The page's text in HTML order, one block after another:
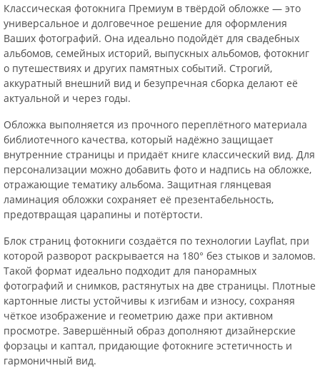
Классическая фотокнига Премиум в твёрдой обложке — это
универсальное и долговечное решение для оформления
Ваших фотографий. Она идеально подойдёт для свадебных
альбомов, семейных историй, выпускных альбомов, фотокниг
о путешествиях и других памятных событий. Строгий,
аккуратный внешний вид и безупречная сборка делают её
актуальной и через годы.
Обложка выполняется из прочного переплётного материала
библиотечного качества, который надёжно защищает
внутренние страницы и придаёт книге классический вид. Для
персонализации можно добавить фото и надпись на обложке,
отражающие тематику альбома. Защитная глянцевая
ламинация обложки сохраняет её презентабельность,
предотвращая царапины и потёртости.
Блок страниц фотокниги создаётся по технологии Layflat, при
которой разворот раскрывается на 180° без стыков и заломов.
Такой формат идеально подходит для панорамных
фотографий и снимков, растянутых на две страницы. Плотные
картонные листы устойчивы к изгибам и износу, сохраняя
чёткое изображение и геометрию даже при активном
просмотре. Завершённый образ дополняют дизайнерские
форзацы и каптал, придающие фотокниге эстетичность и
гармоничный вид.